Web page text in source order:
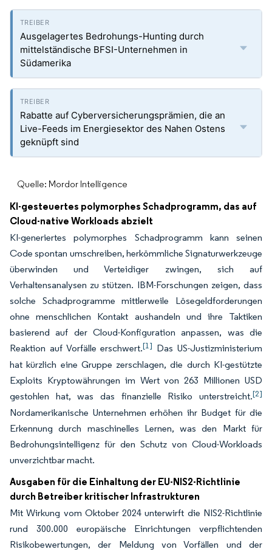
Ausgelagertes Bedrohungs-Hunting durch
mittelständische BFSI-Unternehmen in
Südamerika
Rabatte auf Cyberversicherungsprämien, die an
Live-Feeds im Energiesektor des Nahen Ostens
geknüpft sind
Quelle: Mordor Intelligence
KI-gesteuertes polymorphes Schadprogramm, das auf
Cloud-native Workloads abzielt
KI-generiertes polymorphes Schadprogramm kann seinen
Code spontan umschreiben, herkömmliche Signaturwerkzeuge
überwinden und Verteidiger zwingen, sich auf
Verhaltensanalysen zu stützen. IBM-Forschungen zeigen, dass
solche Schadprogramme mittlerweile Lösegeldforderungen
ohne menschlichen Kontakt aushandeln und ihre Taktiken
basierend auf der Cloud-Konfiguration anpassen, was die
Reaktion auf Vorfälle erschwert.[1] Das US-Justizministerium
hat kürzlich eine Gruppe zerschlagen, die durch KI-gestützte
Exploits Kryptowährungen im Wert von 263 Millionen USD
gestohlen hat, was das finanzielle Risiko unterstreicht.[2]
Nordamerikanische Unternehmen erhöhen ihr Budget für die
Erkennung durch maschinelles Lernen, was den Markt für
Bedrohungsintelligenz für den Schutz von Cloud-Workloads
unverzichtbar macht.
Ausgaben für die Einhaltung der EU-NIS2-Richtlinie
durch Betreiber kritischer Infrastrukturen
Mit Wirkung vom Oktober 2024 unterwirft die NIS2-Richtlinie
rund 300.000 europäische Einrichtungen verpflichtenden
Risikobewertungen, der Meldung von Vorfällen und der